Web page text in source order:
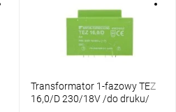
Transformator 1-fazowy TEZ
16,0/D 230/18V /do druku/